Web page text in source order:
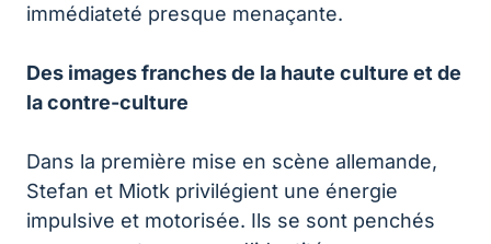
immédiateté presque menaçante.
Des images franches de la haute culture et de
la contre-culture
Dans la première mise en scène allemande,
Stefan et Miotk privilégient une énergie
impulsive et motorisée. Ils se sont penchés